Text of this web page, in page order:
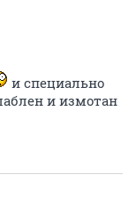
и специально
и измотан